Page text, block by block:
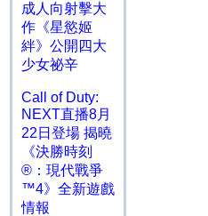
成人向射擊大
作《星慾姬
絆》公開四大
少女祕辛
Call of Duty:
NEXT直播8月
22日登場 揭曉
《決勝時刻
®：現代戰爭
™4》全新遊戲
情報